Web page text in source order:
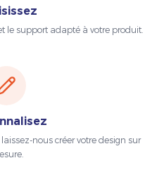
le support adapté à votre produit.
nous créer votre design sur